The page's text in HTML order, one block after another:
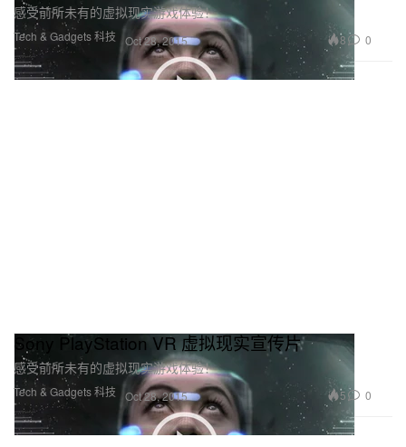
Tech & Gadgets 科技
感受前所未有的虚拟现实游戏体验！
Oct 28, 2015 8 0
Tech & Gadgets 科技
Sony PlayStation VR 虚拟现实宣传片
感受前所未有的虚拟现实游戏体验！
Oct 28, 2015 5 0